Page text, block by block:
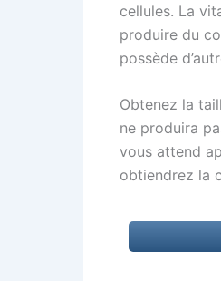
cellules. La
produire du
possède
Obtenez la
ne produira
vous attend
obtiendrez la